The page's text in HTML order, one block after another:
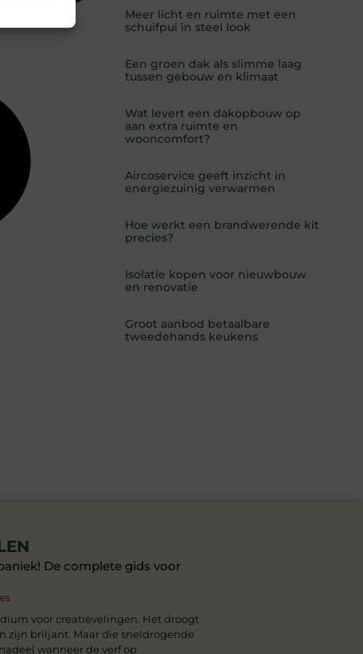
Meer licht en ruimte met een
schuifpui in steel look
Een groen dak als slimme laag
tussen gebouw en klimaat
Wat levert een dakopbouw op
aan extra ruimte en
wooncomfort?
Aircoservice geeft inzicht in
energiezuinig verwarmen
Hoe werkt een brandwerende kit
precies?
Isolatie kopen voor nieuwbouw
en renovatie
Groot aanbod betaalbare
tweedehands keukens
De complete gids voor
voor creatievelingen. Het droogt
zijn briljant. Maar die sneldrogende
wanneer de verf op